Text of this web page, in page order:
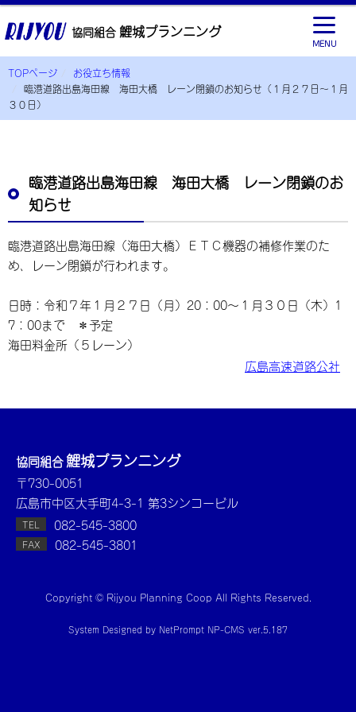
協同組合 鯉城プランニング
TOPページ
お役立ち情報
臨港道路出島海田線 海田大橋 レーン閉鎖のお知らせ（１月２７日～１月
３０日）
臨港道路出島海田線 海田大橋 レーン閉鎖のお
知らせ
臨港道路出島海田線（海田大橋）ＥＴＣ機器の補修作業のた
め、レーン閉鎖が行われます。
日時：令和７年１月２７日（月）20：00～１月３０日（木）1
7：00まで ＊予定
海田料金所（５レーン）
広島高速道路公社
協同組合鯉城プランニング
〒730-0051
広島市中区大手町4-3-1 第3シンコービル
TEL 082-545-3800
FAX 082-545-3801
Copyright © Rijyou Planning Coop All Rights Reserved.
System Designed by NetPrompt NP-CMS ver.5.187
MENU